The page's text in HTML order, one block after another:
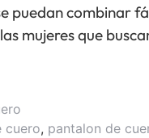
puedan combinar
mujeres que
cuero, pantalon de